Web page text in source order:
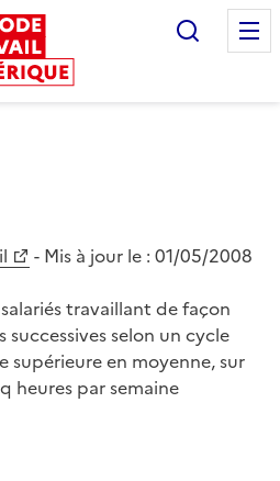
- Mis à jour le : 01/05/2008
travaillant de façon
selon un cycle
en moyenne, sur
heures par semaine